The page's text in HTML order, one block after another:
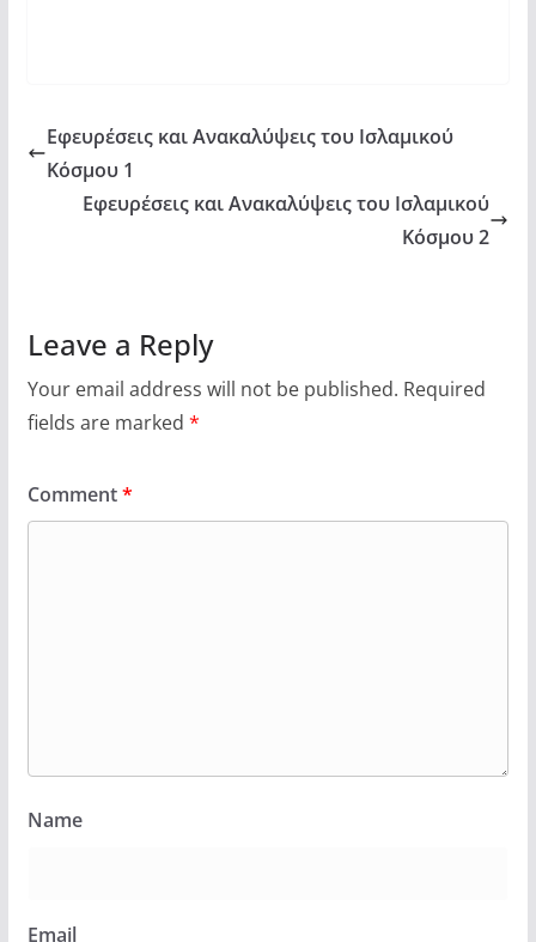
Εφευρέσεις και Ανακαλύψεις του Ισλαμικού
Κόσμου 1
Εφευρέσεις και Ανακαλύψεις του Ισλαμικού
Κόσμου 2
Leave a Reply
Your email address will not be published. Required
fields are marked *
Comment*
Name
Email